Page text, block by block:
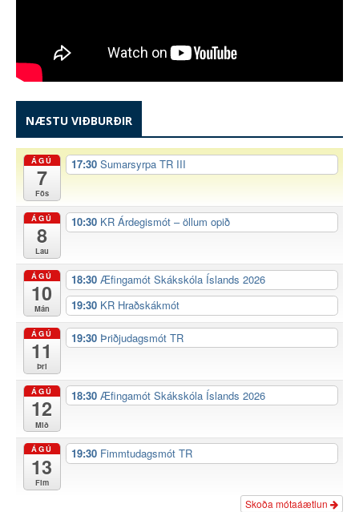
NÆSTU VIÐBURÐIR
ÁGÚ
7
Fös
17:30 Sumarsyrpa TR III
ÁGÚ
8
Lau
10:30 KR Árdegismót – öllum opið
ÁGÚ
10
Mán
18:30 Æfingamót Skákskóla Íslands 2026
19:30 KR Hraðskákmót
ÁGÚ
11
Þri
19:30 Þriðjudagsmót TR
ÁGÚ
12
Mið
18:30 Æfingamót Skákskóla Íslands 2026
ÁGÚ
13
Fim
19:30 Fimmtudagsmót TR
Skoða mótaáætlun